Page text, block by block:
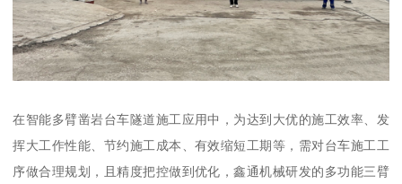
在智能多臂凿岩台车隧道施工应用中，为达到大优的施工效率、发
挥大工作性能、节约施工成本、有效缩短工期等，需对台车施工工
序做合理规划，且精度把控做到优化，鑫通机械研发的多功能三臂